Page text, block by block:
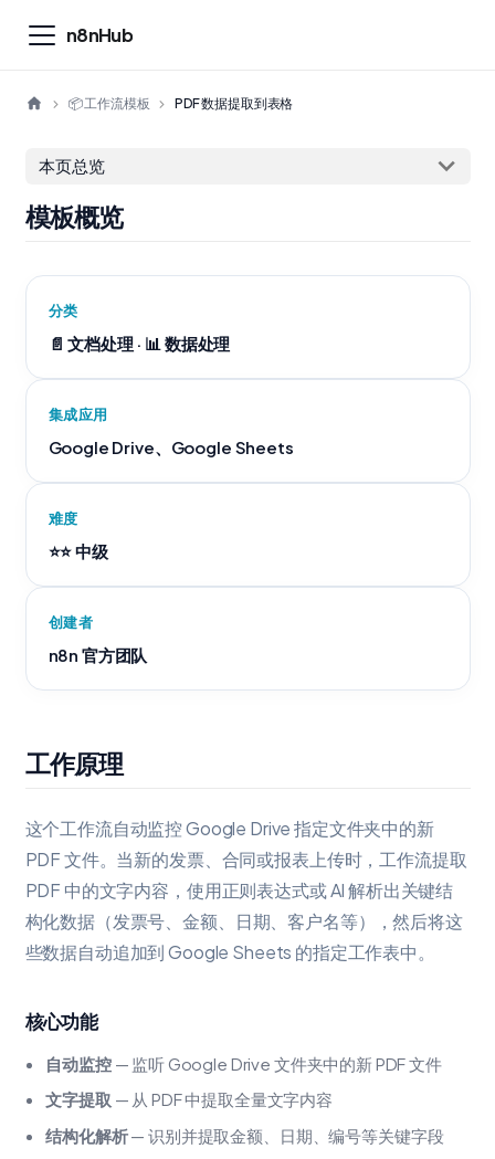
n8nHub
📦 工作流模板 PDF 数据提取到表格
本页总览
模板概览
分类
📄 文档处理 · 📊 数据处理
集成应用
Google Drive、Google Sheets
难度
⭐⭐ 中级
创建者
n8n 官方团队
工作原理
这个工作流自动监控 Google Drive 指定文件夹中的新
PDF 文件。当新的发票、合同或报表上传时，工作流提取
PDF 中的文字内容，使用正则表达式或 AI 解析出关键结
构化数据（发票号、金额、日期、客户名等），然后将这
些数据自动追加到 Google Sheets 的指定工作表中。
核心功能
自动监控— 监听 Google Drive 文件夹中的新 PDF 文件
文字提取 — 从 PDF 中提取全量文字内容
结构化解析— 识别并提取金额、日期、编号等关键字段